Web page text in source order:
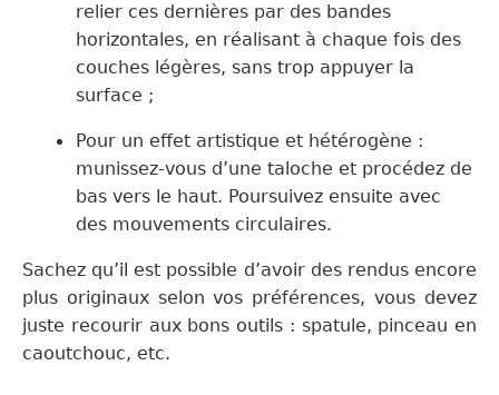
relier ces dernières par des bandes
horizontales, en réalisant à chaque fois des
couches légères, sans trop appuyer la
surface ;
Pour un effet artistique et hétérogène :
munissez-vous d’une taloche et procédez de
bas vers le haut. Poursuivez ensuite avec
des mouvements circulaires.
Sachez qu’il est possible d’avoir des rendus encore
plus originaux selon vos préférences,vous devez
juste recourir aux bons outils : spatule, pinceau en
caoutchouc, etc.